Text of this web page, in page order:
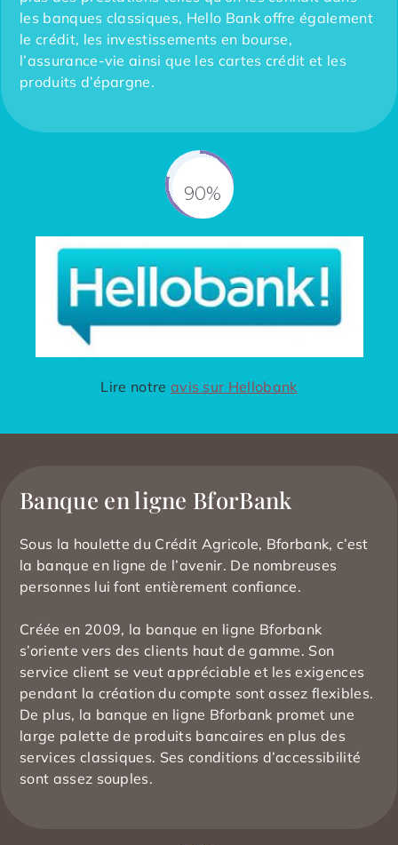
les banques classiques, Hello Bank offre également
le crédit, les investissements en bourse,
l’assurance-vie ainsi que les cartes crédit et les
produits d’épargne.
90%
Lire notre avis sur Hellobank
Banque en ligne BforBank
Sous la houlette du Crédit Agricole, Bforbank, c’est
la banque en ligne de l’avenir. De nombreuses
personnes lui font entièrement confiance.
Créée en 2009, la banque en ligne Bforbank
s’oriente vers des clients haut de gamme. Son
service client se veut appréciable et les exigences
pendant la création du compte sont assez flexibles.
De plus, la banque en ligne Bforbank promet une
large palette de produits bancaires en plus des
services classiques. Ses conditions d’accessibilité
sont assez souples.